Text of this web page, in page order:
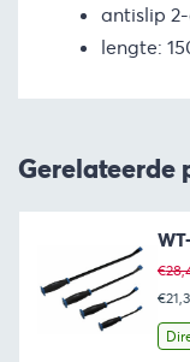
antislip
lengte:
Gerelateerde
€